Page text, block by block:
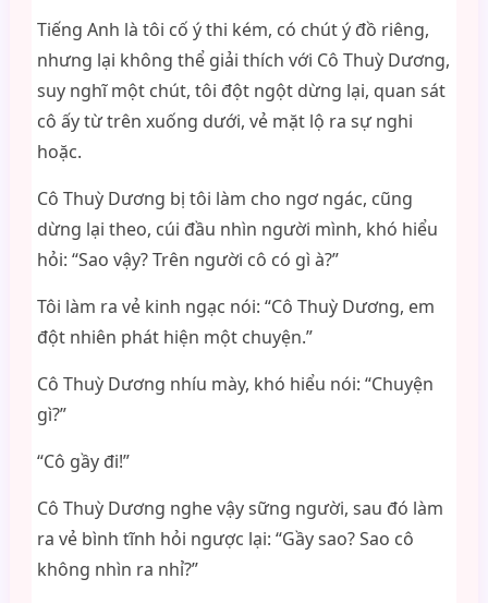
Tiếng Anh là tôi cố ý thi kém, có chút ý đồ riêng,
nhưng lại không thể giải thích với Cô Thuỳ Dương,
suy nghĩ một chút, tôi đột ngột dừng lại, quan sát
cô ấy từ trên xuống dưới, vẻ mặt lộ ra sự nghi
hoặc.
Cô Thuỳ Dương bị tôi làm cho ngơ ngác, cũng
dừng lại theo, cúi đầu nhìn người mình, khó hiểu
hỏi: “Sao vậy? Trên người cô có gì à?”
Tôi làm ra vẻ kinh ngạc nói: “Cô Thuỳ Dương, em
đột nhiên phát hiện một chuyện.”
Cô Thuỳ Dương nhíu mày, khó hiểu nói: “Chuyện
gì?”
“Cô gầy đi!”
Cô Thuỳ Dương nghe vậy sững người, sau đó làm
ra vẻ bình tĩnh hỏi ngược lại: “Gầy sao? Sao cô
không nhìn ra nhỉ?”